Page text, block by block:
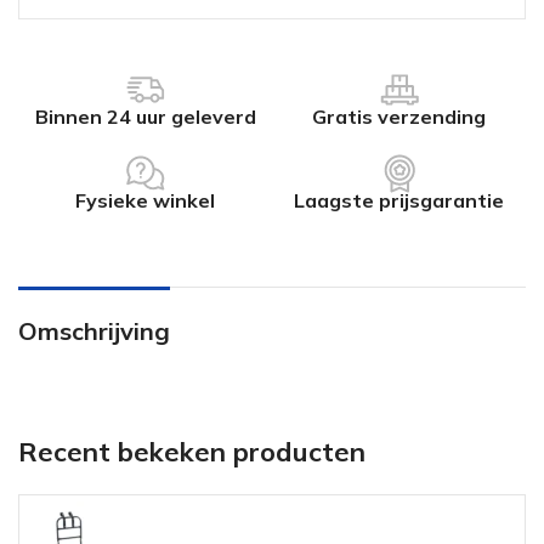
Binnen 24 uur geleverd Gratis verzending
Fysieke winkel Laagste prijsgarantie
Omschrijving
Recent bekeken producten